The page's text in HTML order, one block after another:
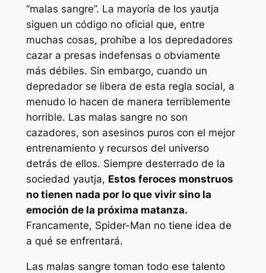
“malas sangre”. La mayoría de los yautja
siguen un código no oficial que, entre
muchas cosas, prohíbe a los depredadores
cazar a presas indefensas o obviamente
más débiles. Sin embargo, cuando un
depredador se libera de esta regla social, a
menudo lo hacen de manera terriblemente
horrible. Las malas sangre no son
cazadores, son asesinos puros con el mejor
entrenamiento y recursos del universo
detrás de ellos. Siempre desterrado de la
sociedad yautja, Estos feroces monstruos
no tienen nada por lo que vivir sino la
emoción de la próxima matanza.
Francamente, Spider-Man no tiene idea de
a qué se enfrentará.
Las malas sangre toman todo ese talento